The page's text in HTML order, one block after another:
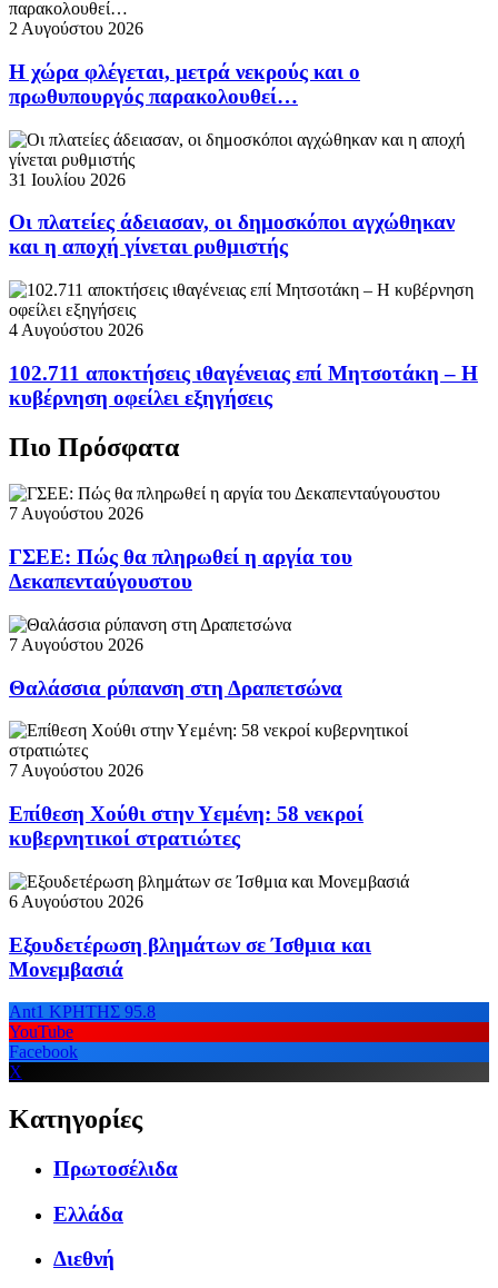
2 Αυγούστου 2026
Η χώρα φλέγεται, μετρά νεκρούς και ο
πρωθυπουργός παρακολουθεί…
31 Ιουλίου 2026
Οι πλατείες άδειασαν, οι δημοσκόποι αγχώθηκαν
και η αποχή γίνεται ρυθμιστής
4 Αυγούστου 2026
102.711 αποκτήσεις ιθαγένειας επί Μητσοτάκη – Η
κυβέρνηση οφείλει εξηγήσεις
Πιο Πρόσφατα
7 Αυγούστου 2026
ΓΣΕΕ: Πώς θα πληρωθεί η αργία του
Δεκαπενταύγουστου
7 Αυγούστου 2026
Θαλάσσια ρύπανση στη Δραπετσώνα
7 Αυγούστου 2026
Επίθεση Χούθι στην Υεμένη: 58 νεκροί
κυβερνητικοί στρατιώτες
6 Αυγούστου 2026
Εξουδετέρωση βλημάτων σε Ίσθμια και
Μονεμβασιά
Ant1 ΚΡΗΤΗΣ 95.8
YouTube
Facebook
X
Κατηγορίες
Πρωτοσέλιδα
Ελλάδα
Διεθνή